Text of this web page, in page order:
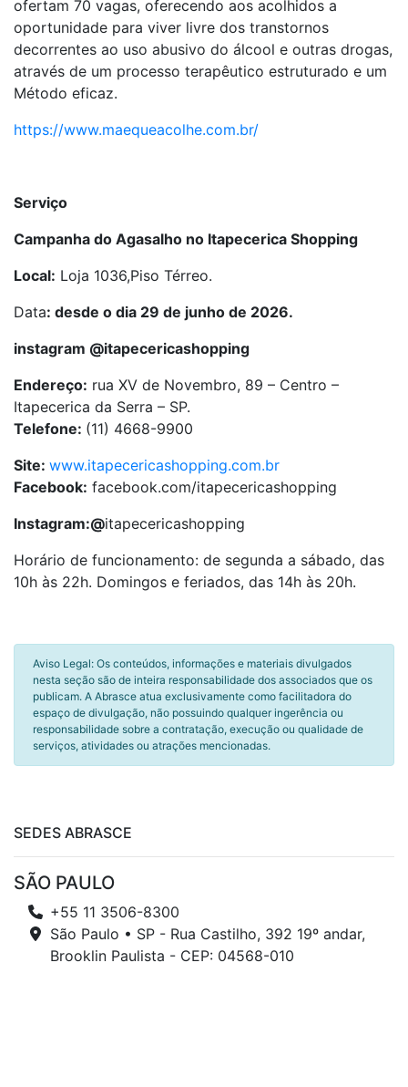
ofertam 70 vagas, oferecendo aos acolhidos a
oportunidade para viver livre dos transtornos
decorrentes ao uso abusivo do álcool e outras drogas,
através de um processo terapêutico estruturado e um
Método eficaz.
https://www.maequeacolhe.com.br/
Serviço
Campanha do Agasalho no Itapecerica Shopping
Local: Loja 1036,Piso Térreo.
Data: desde o dia 29 de junho de 2026.
instagram @itapecericashopping
Endereço: rua XV de Novembro, 89 – Centro –
Itapecerica da Serra – SP.
Telefone: (11) 4668-9900
Site: www.itapecericashopping.com.br
Facebook: facebook.com/itapecericashopping
Instagram:@itapecericashopping
Horário de funcionamento: de segunda a sábado, das
10h às 22h. Domingos e feriados, das 14h às 20h.
Aviso Legal: Os conteúdos, informações e materiais divulgados
nesta seção são de inteira responsabilidade dos associados que os
publicam. A Abrasce atua exclusivamente como facilitadora do
espaço de divulgação, não possuindo qualquer ingerência ou
responsabilidade sobre a contratação, execução ou qualidade de
serviços, atividades ou atrações mencionadas.
SEDES ABRASCE
SÃO PAULO
+55 11 3506-8300
São Paulo • SP - Rua Castilho, 392 19º andar,
Brooklin Paulista - CEP: 04568-010